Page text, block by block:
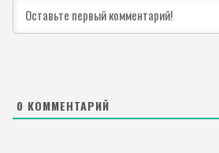
0 КОММЕНТАРИЙ